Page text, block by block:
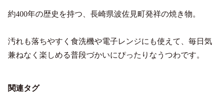
約400年の歴史を持つ、長崎県波佐見町発祥の焼き物。
汚れも落ちやすく食洗機や電子レンジにも使えて、毎日気
兼ねなく楽しめる普段づかいにぴったりなうつわです。
関連タグ